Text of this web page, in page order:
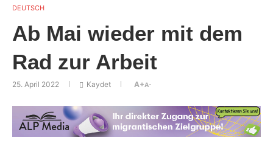
DEUTSCH
Ab Mai wieder mit dem
Rad zur Arbeit
25. April 2022 Kaydet A+A-